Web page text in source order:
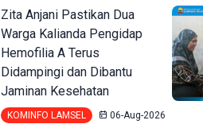
Zita Anjani Pastikan Dua
Warga Kalianda Pengidap
Hemofilia A Terus
Didampingi dan Dibantu
Jaminan Kesehatan
KOMINFO LAMSEL 06-Aug-2026